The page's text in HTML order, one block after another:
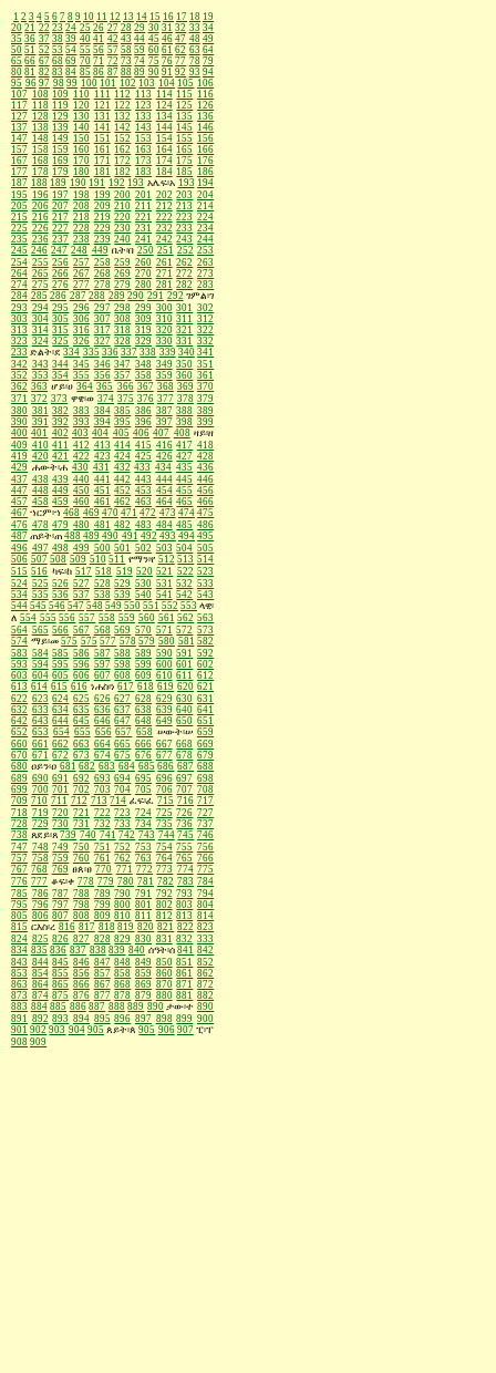
1 2 3 4 5 6 7 8 9 10 11 12 13 14 15 16 17 18 19
20 21 22 23 24 25 26 27 28 29 30 31 32 33 34
35 36 37 38 39 40 41 42 43 44 45 46 47 48 49
50 51 52 53 54 55 56 57 58 59 60 61 62 63 64
65 66 67 68 69 70 71 72 73 74 75 76 77 78 79
80 81 82 83 84 85 86 87 88 89 90 91 92 93 94
95 96 97 98 99 100 101 102 103 104 105 106
107 108 109 110 111 112 113 114 115 116
117 118 119 120 121 122 123 124 125 126
127 128 129 130 131 132 133 134 135 136
137 138 139 140 141 142 143 144 145 146
147 148 149 150 151 152 153 154 155 156
157 158 159 160 161 162 163 164 165 166
167 168 169 170 171 172 173 174 175 176
177 178 179 180 181 182 183 184 185 186
187 188 189 190 191 192 193 አሌፍ፡አ 193 194
195 196 197 198 199 200 201 202 203 204
205 206 207 208 209 210 211 212 213 214
215 216 217 218 219 220 221 222 223 224
225 226 227 228 229 230 231 232 233 234
235 236 237 238 239 240 241 242 243 244
245 246 247 248 449ቤት፡በ 250 251 252 253
254 255 256 257 258 259 260 261 262 263
264 265 266 267 268 269 270 271 272 273
274 275 276 277 278 279 280 281 282 283
284 285 286 287 288 289 290 291 292 ገምል፡ገ
293 294 295 296 297 298 299 300 301 302
303 304 305 306 307 308 309 310 311 312
313 314 315 316 317 318 319 320 321 322
323 324 325 326 327 328 329 330 331 332
233 ድልት፡ደ334 335 336 337 338 339 340 341
342 343 344 345 346 347 348 349 350 351
352 353 354 355 356 357 358 359 360 361
362 363 ሆይ፡ሀ364 365 366 367 368 369 370
371 372 373 ዋዌ፡ወ 374 375 376 377 378 379
380 381 382 383 384 385 386 387 388 389
390 391 392 393 394 395 396 397 398 399
400 401 402 403 404 405 406 407 408 ዛይ፡ዘ
409 410 411 412 413 414 415 416 417 418
419 420 421 422 423 424 425 426 427 428
429 ሐውት፡ሐ 430 431 432 433 434 435 436
437 438 439 440 441 442 443 444 445 446
447 448 449 450 451 452 453 454 455 456
457 458 459 460 461 462 463 464 465 466
467 ኀርም፡ኀ468 469 470 471 472 473 474 475
476 478 479 480 481 482 483 484 485 486
487 ጠይት፡ጠ488 489 490 491 492 493 494 495
496 497 498 499 500 501 502 503 504 505
506 507 508 509 510 511 የማን፡የ 512 513 514
515 516 ካፍ፡ከ517 518 519 520 521 522 523
524 525 526 527 528 529 530 531 532 533
534 535 536 537 538 539 540 541 542 543
544 545 546 547 548 549 550 551 552 553 ላዊ፡
ለ 554 555 556 557 558 559 560 561 562 563
564 565 566 567 568 569 570 571 572 573
574 ማይ፡መ575 575 577 578 579 580 581 582
583 584 585 586 587 588 589 590 591 592
593 594 595 596 597 598 599 600 601 602
603 604 605 606 607 608 609 610 611 612
613 614 615 616ነሐስ፡ነ617 618 619 620 621
622 623 624 625 626 627 628 629 630 631
632 633 634 635 636 637 638 639 640 641
642 643 644 645 646 647 648 649 650 651
652 653 654 655 656 657 658 ሠውት፡ሠ 659
660 661 662 663 664 665 666 667 668 669
670 671 672 673 674 675 676 677 678 679
680 ዐይን፡ዐ 681 682 683 684 685 686 687 688
689 690 691 692 693 694 695 696 697 698
699 700 701 702 703 704 705 706 707 708
709 710 711 712 713 714 ፈፍ፡ፈ715 716 717
718 719 720 721 722 723 724 725 726 727
728 729 730 731 732 733 734 735 736 737
738 ጸደይ፡ጸ739 740 741 742 743 744 745 746
747 748 749 750 751 752 753 754 755 756
757 758 759 760 761 762 763 764 765 766
767 768 769ፀጰ፡ፀ770 771 772 773 774 775
776 777 ቆፍ፡ቀ 778 779 780 781 782 783 784
785 786 787 788 789 790 791 792 793 794
795 796 797 798 799 800 801 802 803 804
805 806 807 808 809 810 811 812 813 814
815 ርእስ፡ረ 816 817 818 819 820 821 822 823
824 825 826 827 828 829 830 831 832 333
834 835 836 837 838 839 840 ሰዓት፡ሰ841 842
843 844 845 846 847 848 849 850 851 852
853 854 855 856 857 858 859 860 861 862
863 864 865 866 867 868 869 870 871 872
873 874 875 876 877 878 879 880 881 882
883 884 885 886 887 888 889 890ታው፡ተ890
891 892 893 894 895 896 897 898 899 900
901 902 903 904 905 ጰይት፡ጰ905 906 907ፒ፡ፐ
908 909